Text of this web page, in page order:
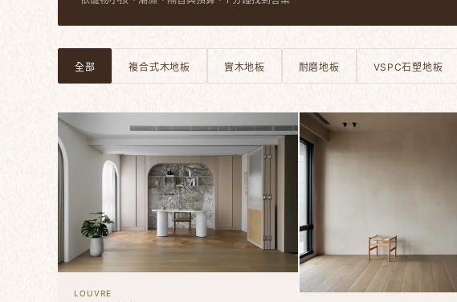
全部 複合式木地板 實木地板 耐磨地板 VSPC石塑地板
LOUVRE